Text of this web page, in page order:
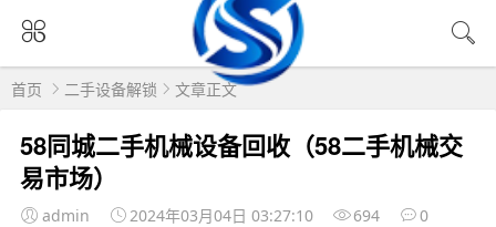
首页 二手设备解锁 文章正文
58同城二手机械设备回收（58二手机械交
易市场）
admin 2024年03月04日 03:27:10 694 0